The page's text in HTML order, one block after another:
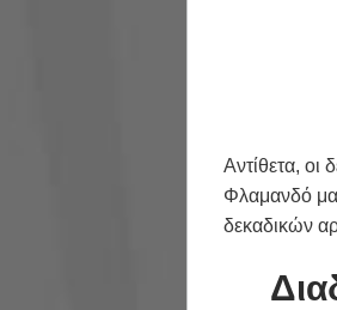
Αντίθετα, οι
Φλαμανδό
δεκαδικών